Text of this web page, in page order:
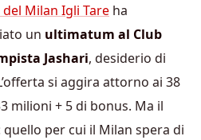
del Milan Igli Tare ha
un ultimatum al Club
Jashari, desiderio di
si aggira attorno ai 38
milioni + 5 di bonus. Ma il
per cui il Milan spera di